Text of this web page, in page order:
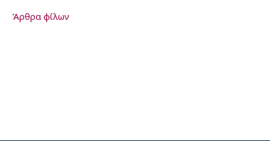
Άρθρα φίλων